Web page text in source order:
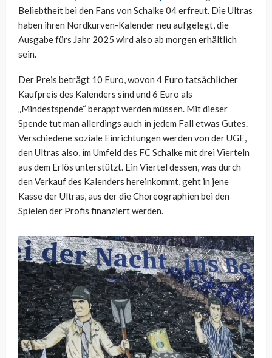
Beliebtheit bei den Fans von Schalke 04 erfreut. Die Ultras
haben ihren Nordkurven-Kalender neu aufgelegt, die
Ausgabe fürs Jahr 2025 wird also ab morgen erhältlich
sein.
Der Preis beträgt 10 Euro, wovon 4 Euro tatsächlicher
Kaufpreis des Kalenders sind und 6 Euro als
„Mindestspende“ berappt werden müssen. Mit dieser
Spende tut man allerdings auch in jedem Fall etwas Gutes.
Verschiedene soziale Einrichtungen werden von der UGE,
den Ultras also, im Umfeld des FC Schalke mit drei Vierteln
aus dem Erlös unterstützt. Ein Viertel dessen, was durch
den Verkauf des Kalenders hereinkommt, geht in jene
Kasse der Ultras, aus der die Choreographien bei den
Spielen der Profis finanziert werden.